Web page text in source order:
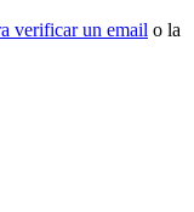
verificar un email o la